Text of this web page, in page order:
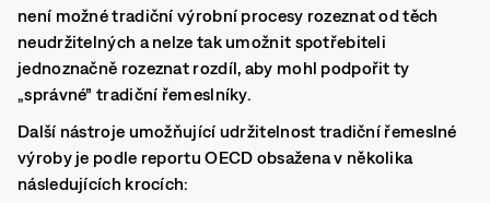
není možné tradiční výrobní procesy rozeznat od těch
neudržitelných a nelze tak umožnit spotřebiteli
jednoznačně rozeznat rozdíl, aby mohl podpořit ty
„správné” tradiční řemeslníky.
Další nástroje umožňující udržitelnost tradiční řemeslné
výroby je podle reportu OECD obsažena v několika
následujících krocích: